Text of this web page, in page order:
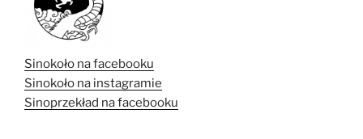
Sinokoło na facebooku
Sinokoło na instagramie
Sinoprzekład na facebooku